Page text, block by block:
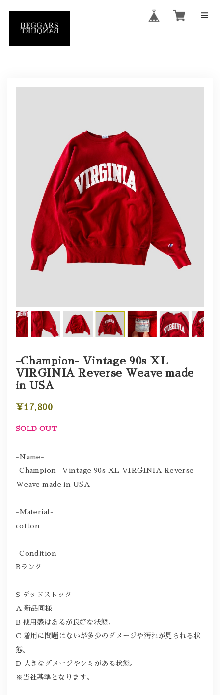
-Champion- Vintage 90s XL
VIRGINIA Reverse Weave made
in USA
¥17,800
SOLD OUT
-Name-
-Champion- Vintage 90s XL VIRGINIA Reverse
Weave made in USA
-Material-
cotton
-Condition-
Bランク
S デッドストック
A 新品同様
B 使用感はあるが良好な状態。
C 着用に問題はないが多少のダメージや汚れが見られる状
態。
D 大きなダメージやシミがある状態。
※当社基準となります。